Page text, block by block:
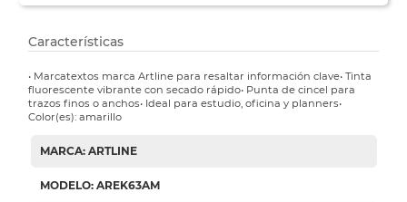
Características
• Marcatextos marca Artline para resaltar información clave• Tinta
fluorescente vibrante con secado rápido• Punta de cincel para
trazos finos o anchos• Ideal para estudio, oficina y planners•
Color(es): amarillo
MARCA: ARTLINE
MODELO: AREK63AM